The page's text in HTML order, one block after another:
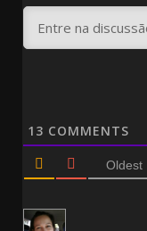
13 COMMENTS
Oldest